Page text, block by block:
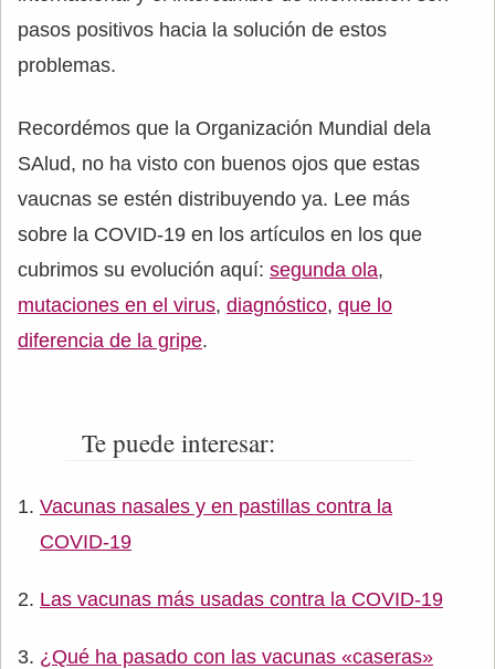
pasos positivos hacia la solución de estos
problemas.
Recordémos que la Organización Mundial dela
SAlud, no ha visto con buenos ojos que estas
vaucnas se estén distribuyendo ya. Lee más
sobre la COVID-19 en los artículos en los que
cubrimos su evolución aquí: segunda ola,
mutaciones en el virus, diagnóstico, que lo
diferencia de la gripe.
Te puede interesar:
Vacunas nasales y en pastillas contra la
COVID-19
Las vacunas más usadas contra la COVID-19
¿Qué ha pasado con las vacunas «caseras»